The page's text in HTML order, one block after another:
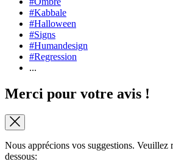
#Kabbale
#Halloween
#Signs
#Humandesign
#Regression
...
Merci pour votre avis !
Nous apprécions vos suggestions.
dessous: